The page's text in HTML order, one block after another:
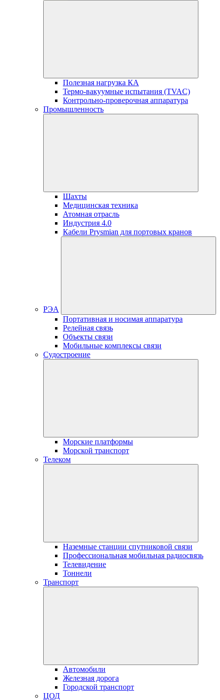
Полезная нагрузка КА
Термо-вакуумные испытания (TVAC)
Контрольно-проверочная аппаратура
Промышленность
Шахты
Медицинская техника
Атомная отрасль
Индустрия 4.0
Кабели Prysmian для портовых кранов
РЭА
Портативная и носимая аппаратура
Релейная связь
Объекты связи
Мобильные комплексы связи
Судостроение
Морские платформы
Морской транспорт
Телеком
Наземные станции спутниковой связи
Профессиональная мобильная радиосвязь
Телевидение
Тоннели
Транспорт
Автомобили
Железная дорога
Городской транспорт
ЦОД